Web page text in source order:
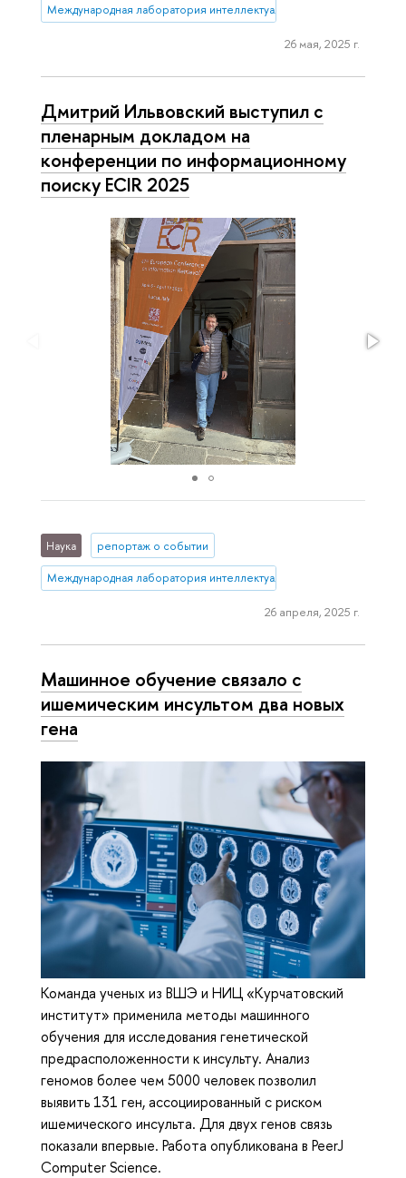
Международная лаборатория интеллектуальных систем и
26 мая, 2025 г.
Дмитрий Ильвовский выступил с
пленарным докладом на
конференции по информационному
поиску ECIR 2025
Наука репортаж о событии
Международная лаборатория интеллектуальных систем и
26 апреля, 2025 г.
Машинное обучение связало с
ишемическим инсультом два новых
гена
Команда ученых из ВШЭ и НИЦ «Курчатовский
институт» применила методы машинного
обучения для исследования генетической
предрасположенности к инсульту. Анализ
геномов более чем 5000 человек позволил
выявить 131 ген, ассоциированный с риском
ишемического инсульта. Для двух генов связь
показали впервые. Работа опубликована в PeerJ
Computer Science.